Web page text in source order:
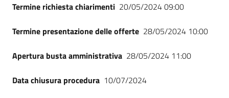
Termine richiesta chiarimenti 20/05/2024 09:00
Termine presentazione delle offerte 28/05/2024 10:00
Apertura busta amministrativa 28/05/2024 11:00
Data chiusura procedura 10/07/2024